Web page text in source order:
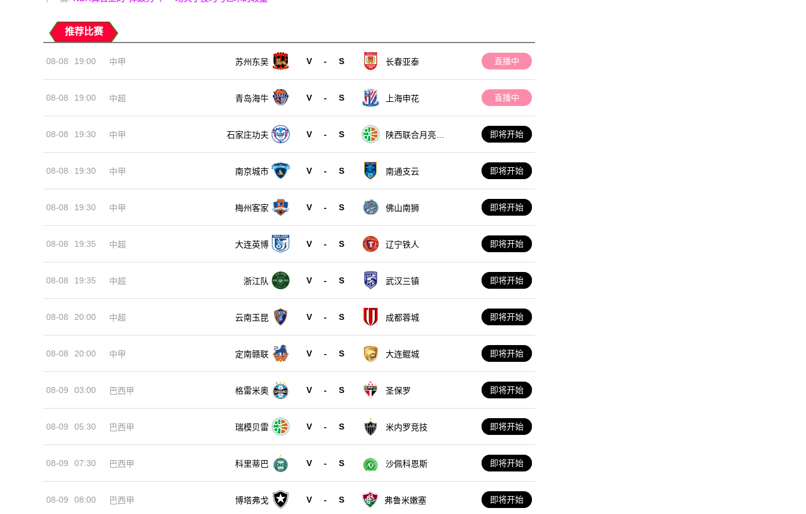
推荐比赛
08-08 19:00 中甲 苏州东吴 V - S 长春亚泰 直播中
08-08 19:00 中超 青岛海牛 V - S 上海申花 直播中
08-08 19:30 中甲 石家庄功夫 V - S
陕西联合月亮泊
即将开始
08-08 19:30 中甲 南京城市 V - S 南通支云 即将开始
08-08 19:30 中甲 梅州客家 V - S 佛山南狮 即将开始
08-08 19:35 中超 大连英博 V - S 辽宁铁人 即将开始
08-08 19:35 中超 浙江队 V - S 武汉三镇 即将开始
08-08 20:00 中超 云南玉昆 V - S 成都蓉城 即将开始
08-08 20:00 中甲 定南赣联 V - S 大连鲲城 即将开始
08-09 03:00 巴西甲 格雷米奥 V - S 圣保罗 即将开始
08-09 05:30 巴西甲 瑞模贝雷 V - S 米内罗竞技 即将开始
08-09 07:30 巴西甲 科里蒂巴 V - S 沙佩科恩斯 即将开始
08-09 08:00 巴西甲 博塔弗戈 V - S 弗鲁米嫩塞 即将开始